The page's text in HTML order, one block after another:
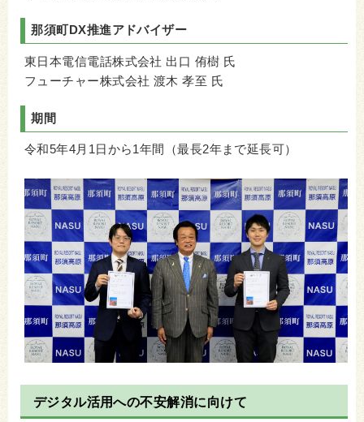
那須町DX推進アドバイザー
東日本電信電話株式会社 出口 侑樹 氏
フューチャー株式会社 渡木 孝至 氏
期間
令和5年4月1日から1年間（最長2年まで延長可）
デジタル活用への不安解消に向けて